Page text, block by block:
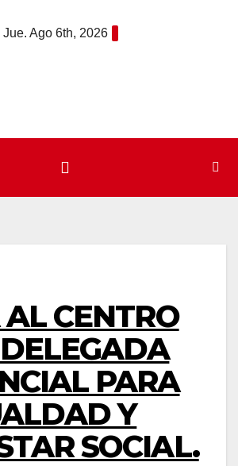
Jue. Ago 6th, 2026
CENTRO
PARA
Y
SOCIAL.